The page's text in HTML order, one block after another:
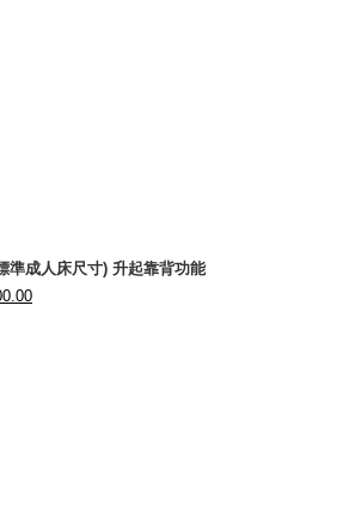
準成人床尺寸) 升起靠背功能
Current